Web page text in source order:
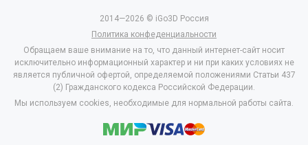
2014—2026 © iGo3D Россия
Политика конфеденциальности
Обращаем ваше внимание на то, что данный интернет-сайт носит
исключительно информационный характер и ни при каких условиях не
является публичной офертой, определяемой положениями Статьи 437
(2) Гражданского кодекса Российской Федерации.
Мы используем cookies, необходимые для нормальной работы сайта.